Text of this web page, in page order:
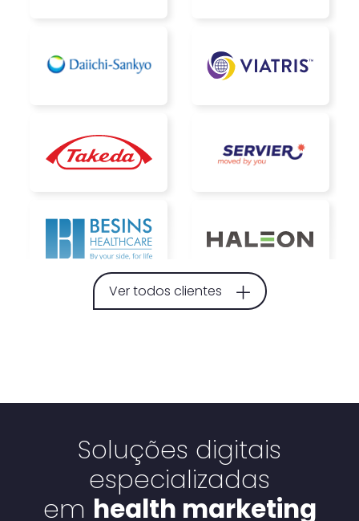
Ver todos clientes
Soluções digitais
especializadas
em health marketing